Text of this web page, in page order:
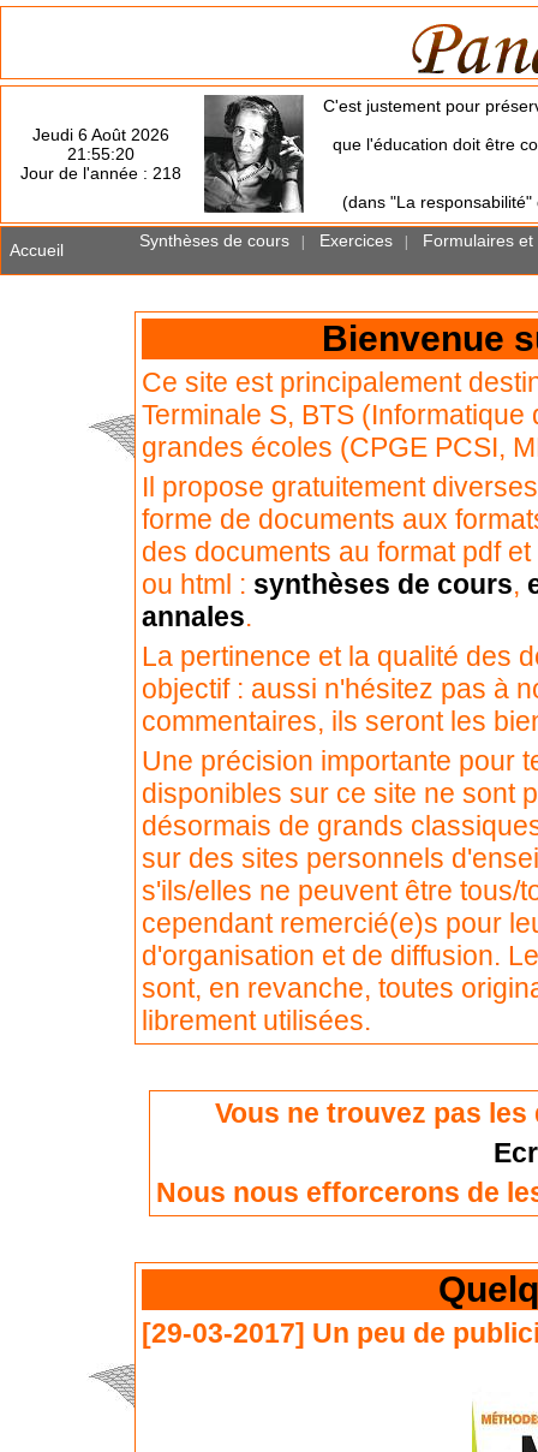
Jeudi 6 Août 2026
21:55:20
Jour de l'année : 218
C'est justement pour
que l'éducation doit être
(dans "La
Accueil Synthèses de cours Exercices Formulaires et
Bienvenue
Ce site est principalement
Terminale S, BTS
grandes écoles (CPGE PCSI,
Il propose gratuitement
forme de documents aux
des documents au format pdf
ou html : synthèses de cours,
annales.
La pertinence et la qualité des
objectif : aussi n'hésitez pas à
commentaires, ils seront les
Une précision importante pour
disponibles sur ce site ne sont
désormais de grands
sur des sites personnels
s'ils/elles ne peuvent être tous/
cependant remercié(e)s pour
d'organisation et de diffusion.
sont, en revanche, toutes
librement utilisées.
Vous ne trouvez pas
Nous nous efforcerons de
[29-03-2017] Un peu de